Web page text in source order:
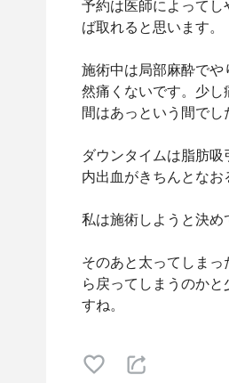
予約は医師によって
ば取れると思います。
施術中は局部麻酔で
然痛くないです。少
間はあっという間でし
ダウンタイムは脂肪吸
内出血がきちんとなお
私は施術しようと決め
そのあと太ってしま
ら戻ってしまうのか
すね。